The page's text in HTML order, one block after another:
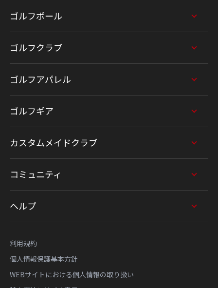
ゴルフボール
ゴルフクラブ
ゴルフアパレル
ゴルフギア
カスタムメイドクラブ
コミュニティ
ヘルプ
利用規約
個人情報保護基本方針
WEBサイトにおける個人情報の取り扱い